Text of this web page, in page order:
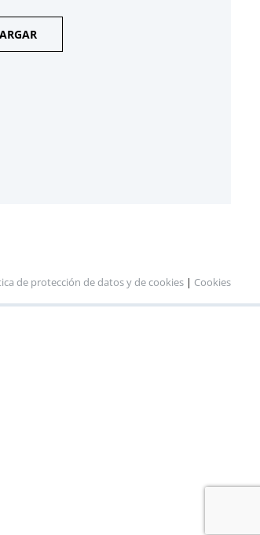
de protección de datos y de cookies | Cookies